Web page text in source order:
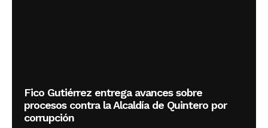
Fico Gutiérrez entrega avances sobre
procesos contra la Alcaldía de Quintero por
corrupción